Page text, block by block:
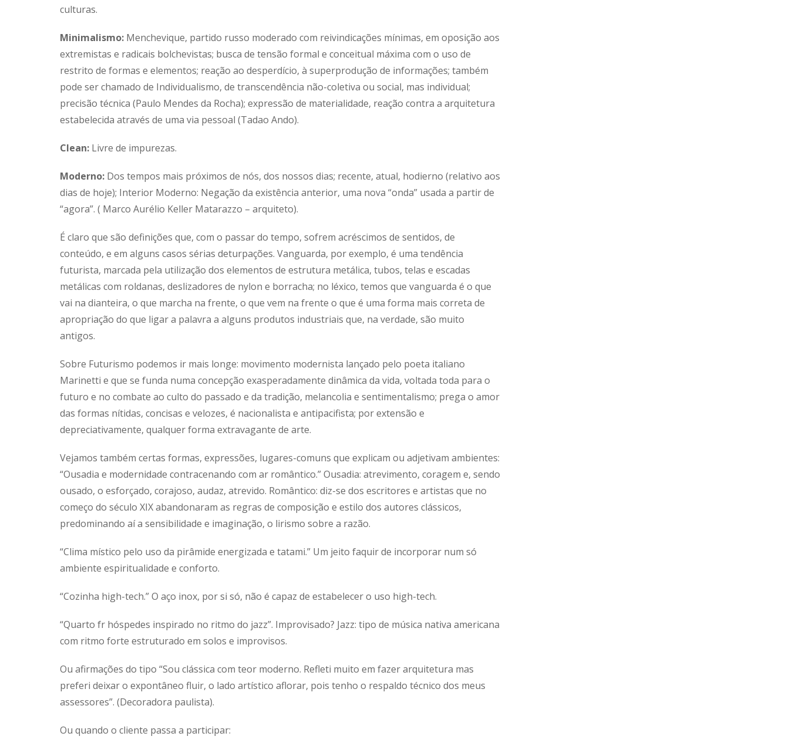
culturas.
Minimalismo: Menchevique, partido russo moderado com reivindicações mínimas, em oposição aos
extremistas e radicais bolchevistas; busca de tensão formal e conceitual máxima com o uso de
restrito de formas e elementos; reação ao desperdício, à superprodução de informações; também
pode ser chamado de Individualismo, de transcendência não-coletiva ou social, mas individual;
precisão técnica (Paulo Mendes da Rocha); expressão de materialidade, reação contra a arquitetura
estabelecida através de uma via pessoal (Tadao Ando).
Clean: Livre de impurezas.
Moderno: Dos tempos mais próximos de nós, dos nossos dias; recente, atual, hodierno (relativo aos
dias de hoje); Interior Moderno: Negação da existência anterior, uma nova “onda” usada a partir de
“agora”. ( Marco Aurélio Keller Matarazzo – arquiteto).
É claro que são definições que, com o passar do tempo, sofrem acréscimos de sentidos, de
conteúdo, e em alguns casos sérias deturpações. Vanguarda, por exemplo, é uma tendência
futurista, marcada pela utilização dos elementos de estrutura metálica, tubos, telas e escadas
metálicas com roldanas, deslizadores de nylon e borracha; no léxico, temos que vanguarda é o que
vai na dianteira, o que marcha na frente, o que vem na frente o que é uma forma mais correta de
apropriação do que ligar a palavra a alguns produtos industriais que, na verdade, são muito
antigos.
Sobre Futurismo podemos ir mais longe: movimento modernista lançado pelo poeta italiano
Marinetti e que se funda numa concepção exasperadamente dinâmica da vida, voltada toda para o
futuro e no combate ao culto do passado e da tradição, melancolia e sentimentalismo; prega o amor
das formas nítidas, concisas e velozes, é nacionalista e antipacifista; por extensão e
depreciativamente, qualquer forma extravagante de arte.
Vejamos também certas formas, expressões, lugares-comuns que explicam ou adjetivam ambientes:
“Ousadia e modernidade contracenando com ar romântico.” Ousadia: atrevimento, coragem e, sendo
ousado, o esforçado, corajoso, audaz, atrevido. Romântico: diz-se dos escritores e artistas que no
começo do século XIX abandonaram as regras de composição e estilo dos autores clássicos,
predominando aí a sensibilidade e imaginação, o lirismo sobre a razão.
“Clima místico pelo uso da pirâmide energizada e tatami.” Um jeito faquir de incorporar num só
ambiente espiritualidade e conforto.
“Cozinha high-tech.” O aço inox, por si só, não é capaz de estabelecer o uso high-tech.
“Quarto fr hóspedes inspirado no ritmo do jazz”. Improvisado? Jazz: tipo de música nativa americana
com ritmo forte estruturado em solos e improvisos.
Ou afirmações do tipo “Sou clássica com teor moderno. Refleti muito em fazer arquitetura mas
preferi deixar o expontâneo fluir, o lado artístico aflorar, pois tenho o respaldo técnico dos meus
assessores”. (Decoradora paulista).
Ou quando o cliente passa a participar: